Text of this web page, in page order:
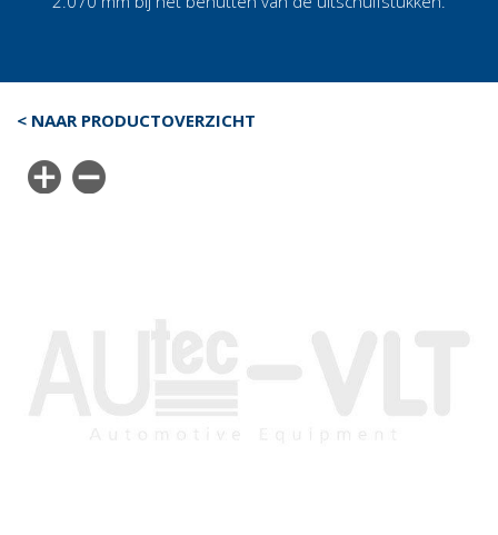
< NAAR PRODUCTOVERZICHT